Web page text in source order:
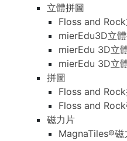
立體拼圖
Floss and
mierEdu3D立
mierEdu 3D立
mierEdu 3D立
拼圖
Floss and
Floss and
磁力片
MagnaTiles®磁